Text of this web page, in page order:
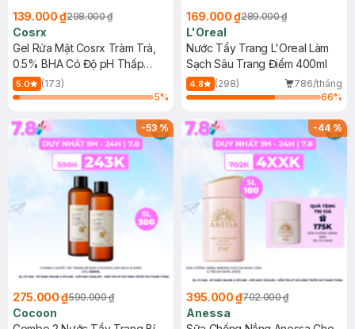
139.000 ₫298.000 ₫
Cosrx
Gel Rửa Mặt Cosrx Tràm Trà,
0.5% BHA Có Độ pH Thấp
150ml
5.0
(173)
5%
169.000 ₫289.000 ₫
L'Oreal
Nước Tẩy Trang L'Oreal Làm
Sạch Sâu Trang Điểm 400ml
4.8 (298)
786/tháng
66%
-53%
275.000 ₫590.000 ₫
Cocoon
-44%
395.000 ₫702.000 ₫
Anessa